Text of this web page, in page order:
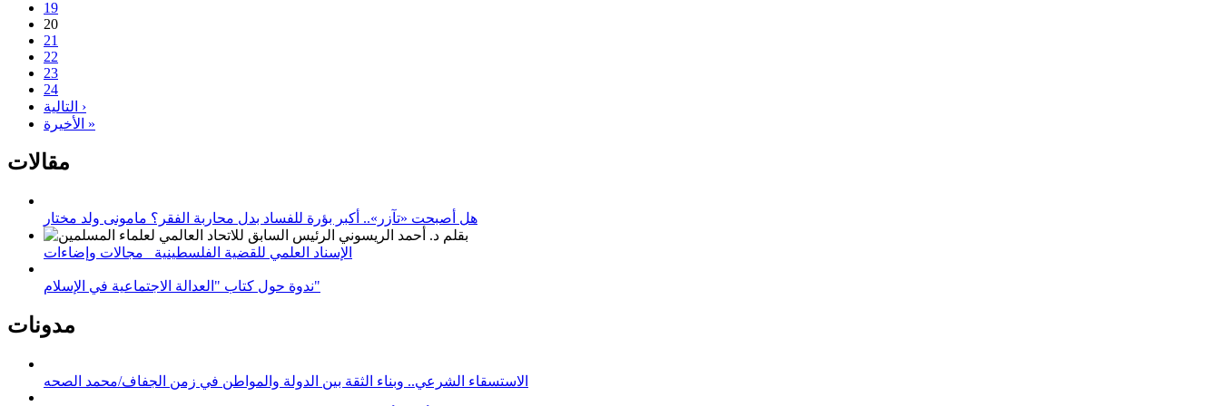
19
20
21
22
23
24
التالية ›
الأخيرة »
مقالات
هل أصبحت «تآزر».. أكبر بؤرة للفساد بدل محاربة الفقر؟ مامونى ولد مختار
الإسناد العلمي للقضية الفلسطينية_ مجالات وإضاءات
ندوة حول كتاب "العدالة الاجتماعية في الإسلام"
مدونات
الاستسقاء الشرعي.. وبناء الثقة بين الدولة والمواطن في زمن الجفاف/محمد الصحه